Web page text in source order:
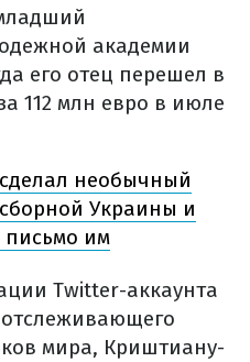
академии
его отец перешел в
112 млн евро в июле
необычный
Украины и
письмо им
Twitter-аккаунта
мира, Криштиану-